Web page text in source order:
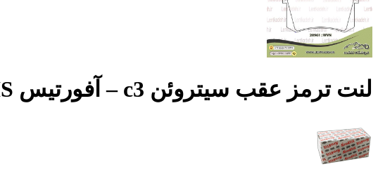
لنت ترمز عقب سیتروئن c3 – آفورتیس AFORTIS